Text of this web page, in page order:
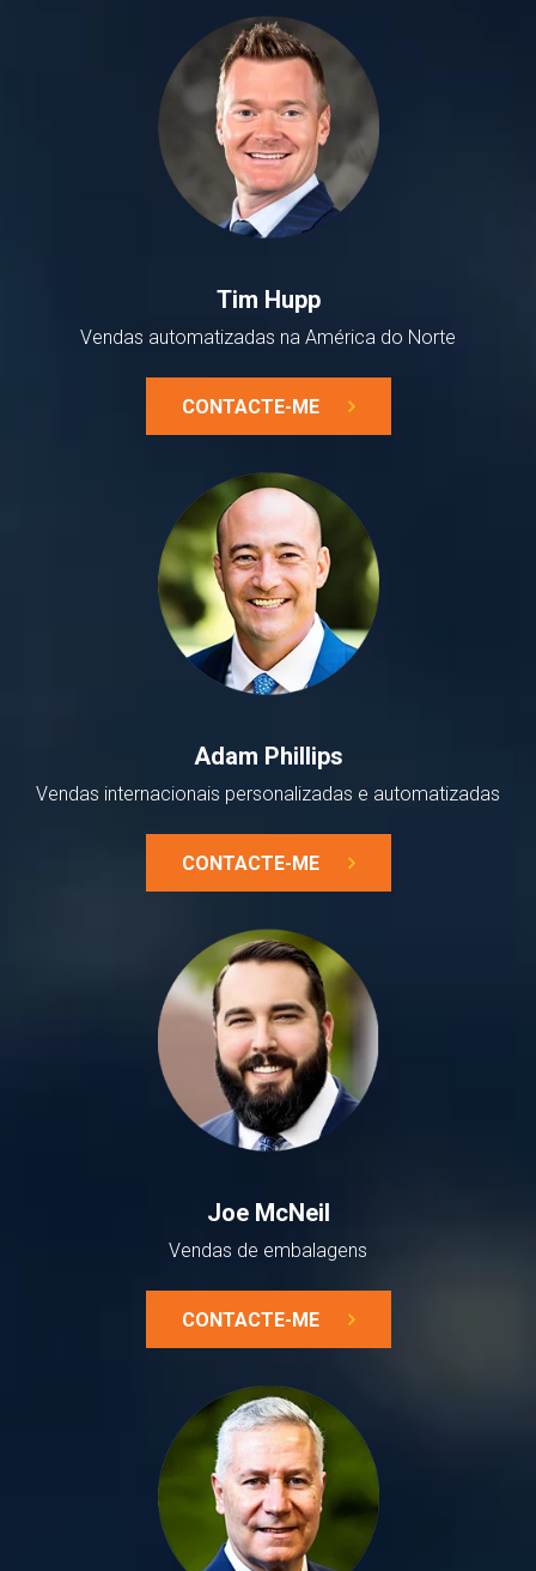
Tim Hupp
Vendas automatizadas na América do Norte
CONTACTE-ME
Adam Phillips
Vendas internacionais personalizadas e automatizadas
CONTACTE-ME
Joe McNeil
Vendas de embalagens
CONTACTE-ME